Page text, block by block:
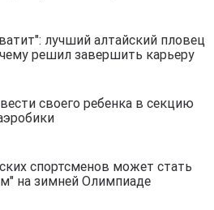
лучший алтайский пловец
решил завершить карьеру
своего ребенка в секцию
спортсменов может стать
на зимней Олимпиаде